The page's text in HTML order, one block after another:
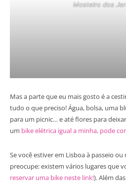
Mosteiro dos
Mas a parte que eu mais gosto é a
tudo o que preciso! Água, bolsa, uma
para um picnic… e até flores para
um bike elétrica igual a minha, pode
Se você estiver em Lisboa à passeio
preocupe: existem vários lugares que
reservar uma bike neste link!). Além